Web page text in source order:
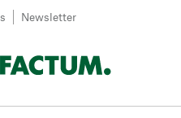
Newsletter